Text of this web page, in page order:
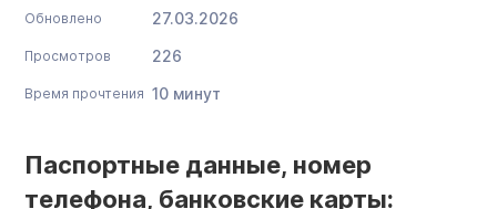
Обновлено 27.03.2026
Просмотров 226
Время прочтения 10 минут
Паспортные данные, номер
телефона, банковские карты: